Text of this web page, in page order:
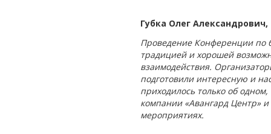
Губка Олег
Проведение Конференции по
традицией и хорошей
взаимодействия.
подготовили интересную и
приходилось только об
компании «Авангард Центр»
мероприятиях.